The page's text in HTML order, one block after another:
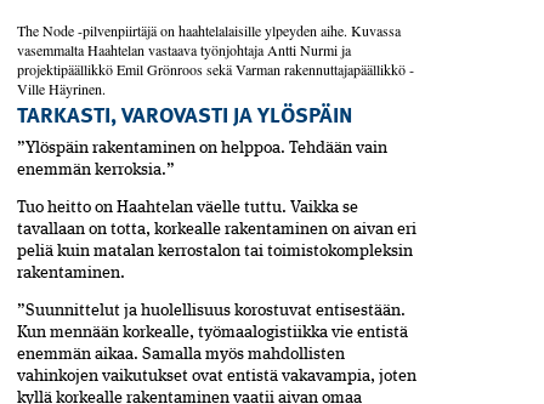
The Node -pilvenpiirtäjä on haahtelalaisille ylpeyden aihe. Kuvassa
vasemmalta Haahtelan vastaava työnjohtaja Antti Nurmi ja
projektipäällikkö Emil Grönroos sekä Varman rakennuttajapäällikkö ­
Ville Häyrinen.
TARKASTI, VAROVASTI JA YLÖSPÄIN
”Ylöspäin rakentaminen on helppoa. Tehdään vain
enemmän kerroksia.”
Tuo heitto on Haahtelan väelle tuttu. Vaikka se
tavallaan on totta, korkealle rakentaminen on aivan eri
peliä kuin matalan kerrostalon tai toimistokompleksin
rakentaminen.
”Suunnittelut ja huolellisuus korostuvat entisestään.
Kun mennään korkealle, työmaalogistiikka vie entistä
enemmän aikaa. Samalla myös mahdollisten
vahinkojen vaikutukset ovat entistä vakavampia, joten
kyllä korkealle rakentaminen vaatii aivan omaa